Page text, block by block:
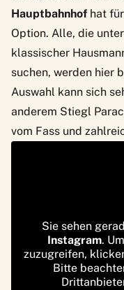
Hauptbahnhof hat
Option. Alle, die
klassischer
suchen, werden hier
Auswahl kann sich
anderem Stiegl
vom Fass und
Sie sehen
Instagram.
zuzugreifen,
Bitte